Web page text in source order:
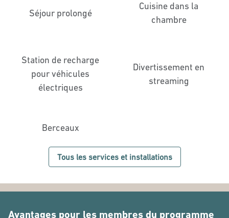
Séjour prolongé
Cuisine dans la
chambre
Station de recharge
pour véhicules
électriques
Divertissement en
streaming
Berceaux
Tous les services et installations
Avantages pour les membres du programme